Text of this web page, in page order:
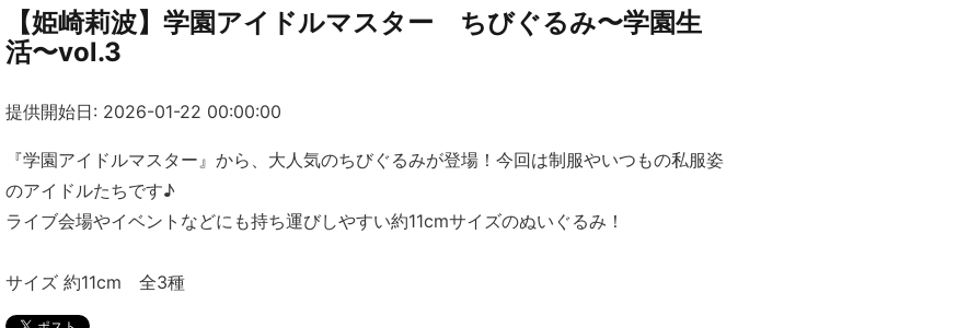
【姫崎莉波】学園アイドルマスター ちびぐるみ〜学園生
活〜vol.3
提供開始日: 2026-01-22 00:00:00
『学園アイドルマスター』から、大人気のちびぐるみが登場！今回は制服やいつもの私服姿
のアイドルたちです♪
ライブ会場やイベントなどにも持ち運びしやすい約11cmサイズのぬいぐるみ！
サイズ 約11cm 全3種